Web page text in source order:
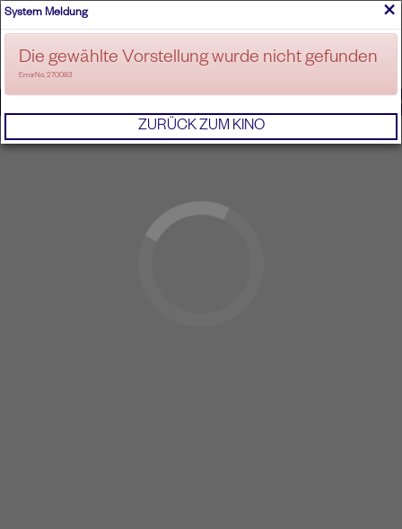
ANMELDEN
×
System Meldung
Die gewählte Vorstellung wurde nicht gefunden
ErrorNo. 270083
ZURÜCK ZUM KINO